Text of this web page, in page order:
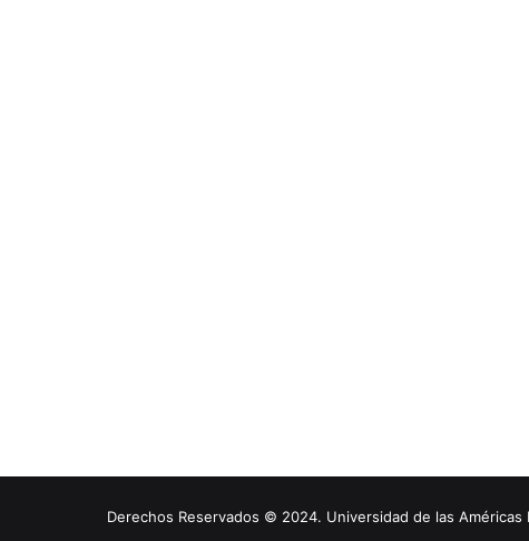
Derechos Reservados © 2024. Universidad de las Américas